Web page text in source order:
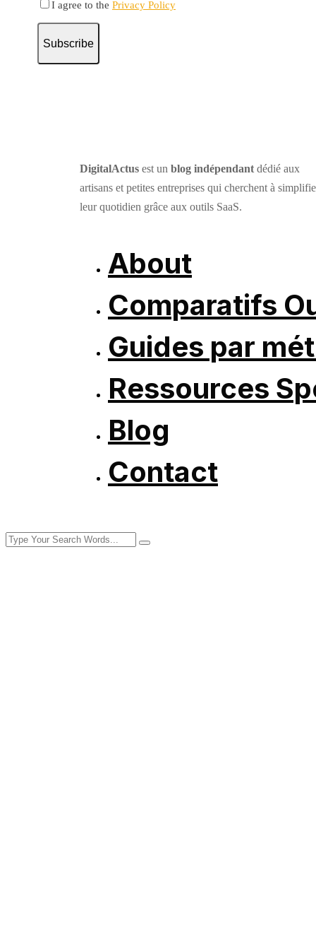
I agree to the Privacy Policy
Subscribe
DigitalActus est un blog indépendant dédié aux
artisans et petites entreprises qui cherchent à
leur quotidien grâce aux outils SaaS.
About
Comparatifs
Guides par
Ressources
Blog
Contact